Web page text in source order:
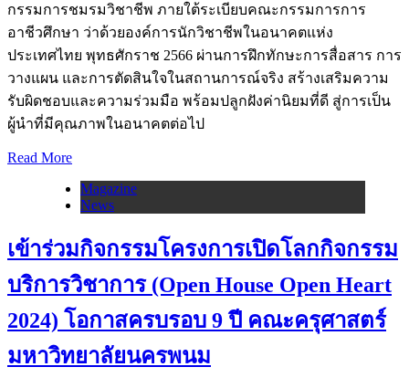
กรรมการชมรมวิชาชีพ ภายใต้ระเบียบคณะกรรมการการ
อาชีวศึกษา ว่าด้วยองค์การนักวิชาชีพในอนาคตแห่ง
ประเทศไทย พุทธศักราช 2566 ผ่านการฝึกทักษะการสื่อสาร การ
วางแผน และการตัดสินใจในสถานการณ์จริง สร้างเสริมความ
รับผิดชอบและความร่วมมือ พร้อมปลูกฝังค่านิยมที่ดี สู่การเป็น
ผู้นำที่มีคุณภาพในอนาคตต่อไป
Read More
Magazine
News
เข้าร่วมกิจกรรมโครงการเปิดโลกกิจกรรม
บริการวิชาการ (Open House Open Heart
2024) โอกาสครบรอบ 9 ปี คณะครุศาสตร์
มหาวิทยาลัยนครพนม